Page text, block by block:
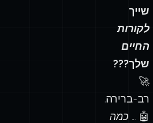
שייך
לקורות
החיים
שלך???
🚀
רב-ברירה.
🤖 … כמה